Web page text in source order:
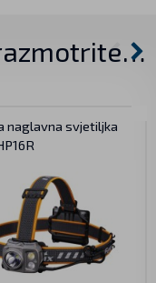
naglavna svjetiljka